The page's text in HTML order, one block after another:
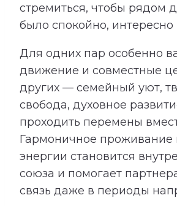
стремиться, чтобы рядом
было спокойно, интересно
Для одних пар особенно
движение и совместные
других — семейный уют,
свобода, духовное
проходить перемены
Гармоничное проживание
энергии становится
союза и помогает
связь даже в периоды